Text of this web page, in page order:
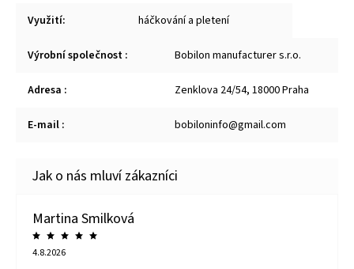
Využití: háčkování a pletení
Výrobní společnost : Bobilon manufacturer s.r.o.
Adresa : Zenklova 24/54, 18000 Praha
E-mail : bobiloninfo@gmail.com
Martina Smilková
4.8.2026